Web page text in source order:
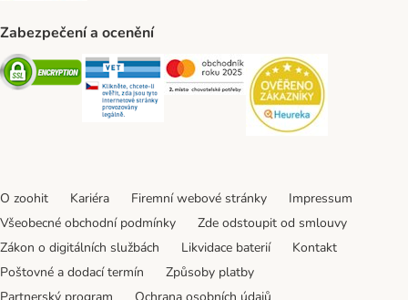
Zabezpečení a ocenění
Security Security Security
O zoohit Kariéra Firemní webové stránky
Impressum
Všeobecné obchodní podmínky
Zde odstoupit od smlouvy
Zákon o digitálních službách
Likvidace baterií
Kontakt
Poštovné a dodací termín
Způsoby platby